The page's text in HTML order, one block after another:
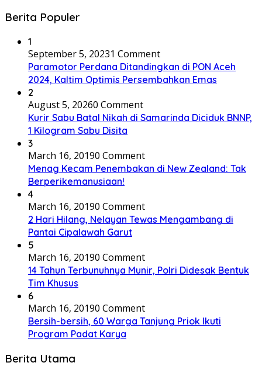
Berita Populer
1
September 5, 20231 Comment
Paramotor Perdana Ditandingkan di PON Aceh
2024, Kaltim Optimis Persembahkan Emas
2
August 5, 20260 Comment
Kurir Sabu Batal Nikah di Samarinda Diciduk BNNP,
1 Kilogram Sabu Disita
3
March 16, 20190 Comment
Menag Kecam Penembakan di New Zealand: Tak
Berperikemanusiaan!
4
March 16, 20190 Comment
2 Hari Hilang, Nelayan Tewas Mengambang di
Pantai Cipalawah Garut
5
March 16, 20190 Comment
14 Tahun Terbunuhnya Munir, Polri Didesak Bentuk
Tim Khusus
6
March 16, 20190 Comment
Bersih-bersih, 60 Warga Tanjung Priok Ikuti
Program Padat Karya
Berita Utama